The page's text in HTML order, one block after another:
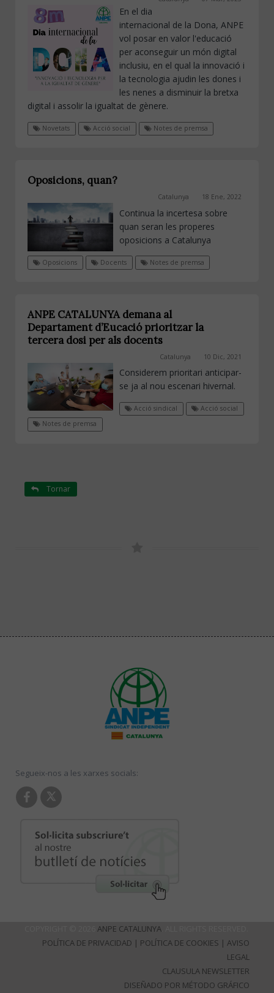
En el dia
internacional de la Dona, ANPE
vol posar en valor l'educació
per aconseguir un món digital
inclusiu, en el qual la innovació i
la tecnologia ajudin les dones i
les nenes a disminuir la bretxa
digital i assolir la igualtat de gènere.
Novetats Acció social Notes de premsa
Oposicions, quan?
Catalunya 18 Ene, 2022
Continua la incertesa sobre
quan seran les properes
oposicions a Catalunya
Oposicions Docents Notes de premsa
ANPE CATALUNYA demana al
Departament d’Eucació prioritzar la
tercera dosi per als docents
Catalunya 10 Dic, 2021
Considerem prioritari anticipar-
se ja al nou escenari hivernal.
Acció sindical
Acció social
Notes de premsa
Tornar
Segueix-nos a les xarxes socials:
ANPE CATALUNYA
POLÍTICA DE PRIVACIDAD | POLÍTICA DE COOKIES | AVISO
LEGAL
CLAUSULA NEWSLETTER
DISEÑADO POR MÉTODO GRÁFICO